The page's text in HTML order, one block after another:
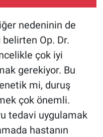
nedeninin de
belirten Op. Dr.
çok iyi
gerekiyor. Bu
mi, duruş
çok önemli.
tedavi uygulamak
hastanın